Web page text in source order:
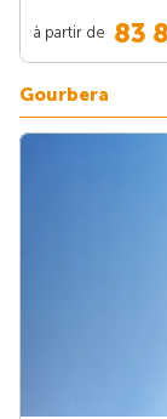
à partir de 83
Gourbera